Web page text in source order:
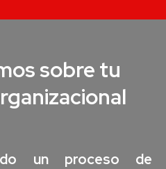
sobre tu
un proceso de